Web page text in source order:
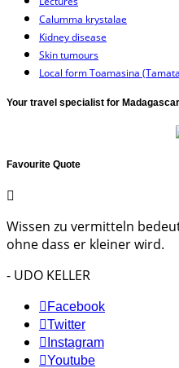
Calumma krystalae
Kidney disease
Skin tumours
Local form Toamasina
Your travel specialist for Madagascar
Favourite Quote
Wissen zu vermitteln
ohne dass er kleiner wird.
- UDO KELLER
Facebook
Twitter
Instagram
Youtube